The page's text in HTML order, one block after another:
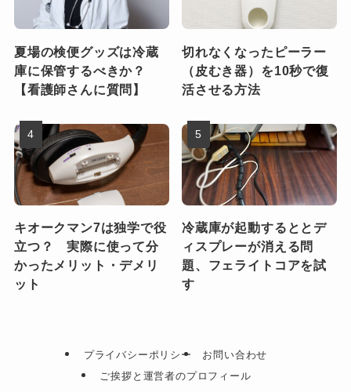
夏場の検便グッズは冷蔵
庫に保管するべきか？
【看護師さんに質問】
切れなくなったピーラー
（皮むき器）を10秒で復
活させる方法
キオークマン7は独学で役
立つ？ 実際に使って分
かったメリット・デメリ
ット
冷蔵庫が起動するととデ
ィスプレーが消える問
題、フェライトコアを試
す
プライバシーポリシー
お問い合わせ
ご挨拶と運営者のプロフィール